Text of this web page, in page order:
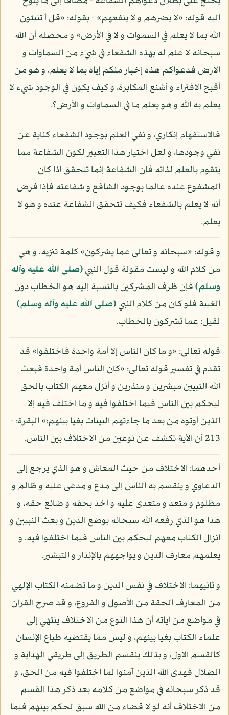
إليه قوله: «لا يضرهم و لا ينفعهم» - بقوله: «قل أ تنبئون
الله بما لا يعلم في السموات و لا في الأرض» و محصله أن الله
سبحانه لا علم له بهذه الشفعاء في شيء من السماوات و
الأرض فدعواكم هذه إخبار منكم إياه بما لا يعلم، و هو من
أقبح الافتراء و أشنع المكابرة، و كيف يكون في الوجود شيء لا
يعلم به الله و هو يعلم ما في السماوات و الأرض؟.
فالاستفهام إنكاري، و نفي العلم بوجود الشفعاء كناية عن
نفي وجودها، و لعل اختيار هذا التعبير لكون الشفاعة مما
يتقوم بالعلم لذاته فإن الشفاعة إنما تتحقق إذا كان
المشفوع عنده عالما بوجود الشافع و شفاعته فإذا فرض
أنه لا يعلم بالشفعاء فكيف تتحقق الشفاعة عنده و هو لا
يعلم.
و قوله: «سبحانه و تعالى عما يشركون» كلمة تنزيه، و هي
من كلام الله و ليست مقولة قول النبي(صلى الله عليه وآله
وسلم)فإن ظرف المشركين بالنسبة إليه هو الخطاب دون
الغيبة فلو كان من كلام النبي(صلى الله عليه وآله وسلم)
لقيل: عما تشركون بالخطاب.
قوله تعالى: «و ما كان الناس إلا أمة واحدة فاختلفوا» قد
تقدم في تفسير قوله تعالى: «كان الناس أمة واحدة فبعث
الله النبيين مبشرين و منذرين و أنزل معهم الكتاب بالحق
ليحكم بين الناس فيما اختلفوا فيه و ما اختلف فيه إلا
الذين أوتوه من بعد ما جاءتهم البينات بغيا بينهم:» البقرة: -
213 أن الآية تكشف عن نوعين من الاختلاف بين الناس.
أحدهما: الاختلاف من حيث المعاش و هو الذي يرجع إلى
الدعاوي و ينقسم به الناس إلى مدع و مدعى عليه و ظالم و
مظلوم و متعد و متعدى عليه و آخذ بحقه و ضائع حقه، و
هذا هو الذي رفعه الله سبحانه بوضع الدين و بعث النبيين و
إنزال الكتاب معهم ليحكم بين الناس فيما اختلفوا فيه، و
يعلمهم معارف الدين و يواجههم بالإنذار و التبشير.
و ثانيهما: الاختلاف في نفس الدين و ما تضمنه الكتاب الإلهي
من المعارف الحقة من الأصول و الفروع، و قد صرح القرآن
في مواضع من آياته أن هذا النوع من الاختلاف ينتهي إلى
علماء الكتاب بغيا بينهم، و ليس مما يقتضيه طباع الإنسان
كالقسم الأول، و بذلك ينقسم الطريق إلى طريقي الهداية و
الضلال فهدى الله الذين آمنوا لما اختلفوا فيه من الحق، و
قد ذكر سبحانه في مواضع من كلامه بعد ذكر هذا القسم
من الاختلاف أنه لو لا قضاء من الله سبق لحكم بينهم فيما